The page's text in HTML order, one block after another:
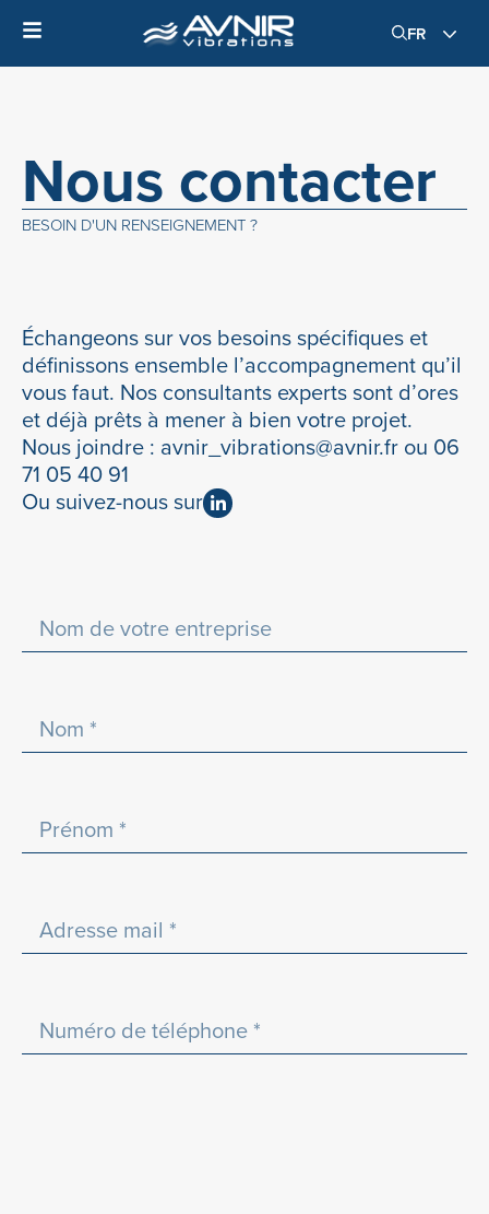
FR
Nous contacter
BESOIN D'UN RENSEIGNEMENT ?
Échangeons sur vos besoins spécifiques et
définissons ensemble l’accompagnement qu’il
vous faut. Nos consultants experts sont d’ores
et déjà prêts à mener à bien votre projet.
Nous joindre : avnir_vibrations@avnir.fr ou 06
71 05 40 91
Ou suivez-nous sur